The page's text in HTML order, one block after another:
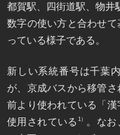
都賀駅、四街道駅、物井
数字の使い方と合わせ
っている様子である。
新しい系統番号は千葉
が、京成バスから移管
前より使われている「
使用されている 1） 。なお